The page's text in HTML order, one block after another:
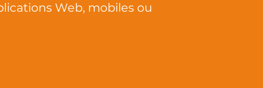
Web, mobiles ou